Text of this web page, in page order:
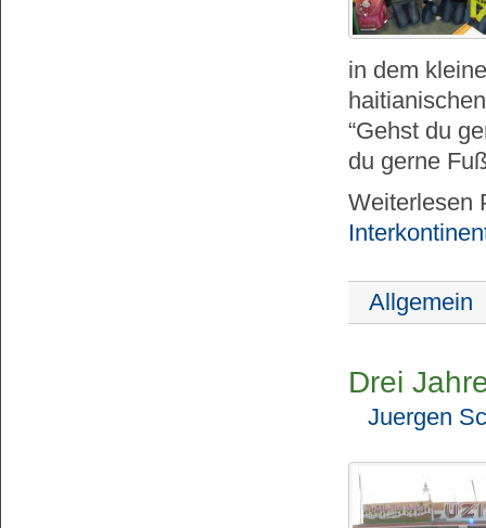
in dem
“Gehst du
du gerne
Weiterlesen
Allgemein
Drei
Juergen